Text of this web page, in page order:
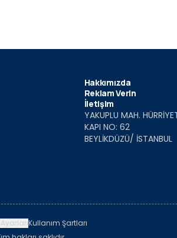
Hakkımızda
Reklam Verin
İletişim
YAKUPLU MAH.
KAPI NO: 62
BEYLİKDÜZÜ/ İSTANBUL
Kullanım Şartları